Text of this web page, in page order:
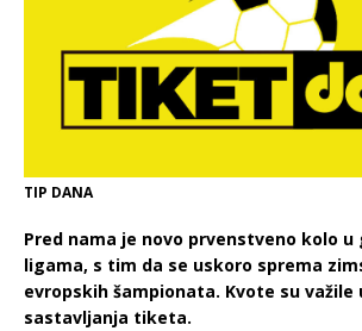
TIP DANA
Pred nama je novo prvenstveno kolo u
ligama, s tim da se uskoro sprema
evropskih šampionata. Kvote su
sastavljanja tiketa.